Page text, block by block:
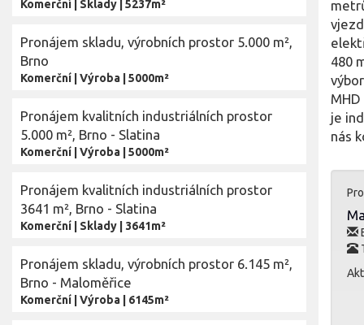
Komerční Sklady 5237m²
Pronájem skladu, výrobních prostor 5.000 m²,
Brno
Komerční Výroba 5000m²
Pronájem kvalitních industriálních prostor
5.000 m², Brno - Slatina
Komerční Výroba 5000m²
Pronájem kvalitních industriálních prostor
3641 m², Brno - Slatina
Komerční Sklady 3641m²
Pronájem skladu, výrobních prostor 6.145 m²,
Brno - Maloměřice
Komerční Výroba 6145m²
480
je
nás